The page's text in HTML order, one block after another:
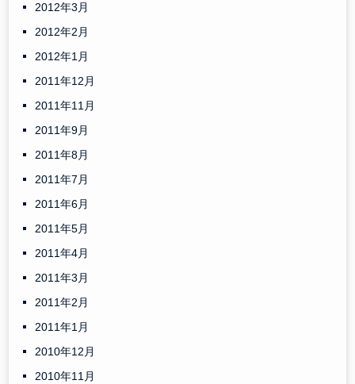
2012年3月
2012年2月
2012年1月
2011年12月
2011年11月
2011年9月
2011年8月
2011年7月
2011年6月
2011年5月
2011年4月
2011年3月
2011年2月
2011年1月
2010年12月
2010年11月